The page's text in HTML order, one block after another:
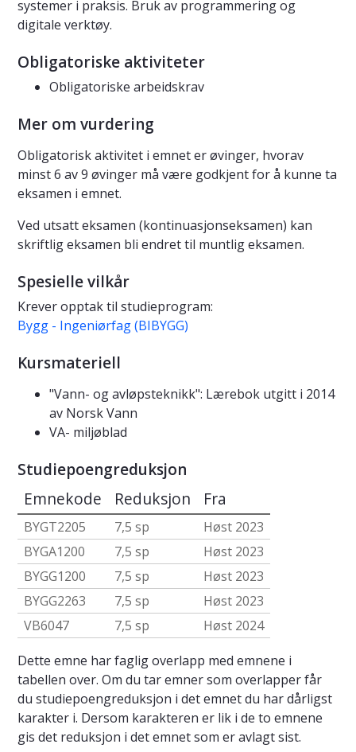
systemer i praksis. Bruk av programmering og
digitale verktøy.
Obligatoriske aktiviteter
Obligatoriske arbeidskrav
Mer om vurdering
Obligatorisk aktivitet i emnet er øvinger, hvorav
minst 6 av 9 øvinger må være godkjent for å kunne ta
eksamen i emnet.
Ved utsatt eksamen (kontinuasjonseksamen) kan
skriftlig eksamen bli endret til muntlig eksamen.
Spesielle vilkår
Krever opptak til studieprogram:
Bygg - Ingeniørfag (BIBYGG)
Kursmateriell
"Vann- og avløpsteknikk": Lærebok utgitt i 2014
av Norsk Vann
VA- miljøblad
Studiepoengreduksjon
Emnekode Reduksjon Fra
BYGT2205 7,5 sp
Høst 2023
BYGA1200
7,5 sp
Høst 2023
BYGG1200
7,5 sp
Høst 2023
BYGG2263
7,5 sp
Høst 2023
VB6047
7,5 sp
Høst 2024
Dette emne har faglig overlapp med emnene i
tabellen over. Om du tar emner som overlapper får
du studiepoengreduksjon i det emnet du har dårligst
karakter i. Dersom karakteren er lik i de to emnene
gis det reduksjon i det emnet som er avlagt sist.